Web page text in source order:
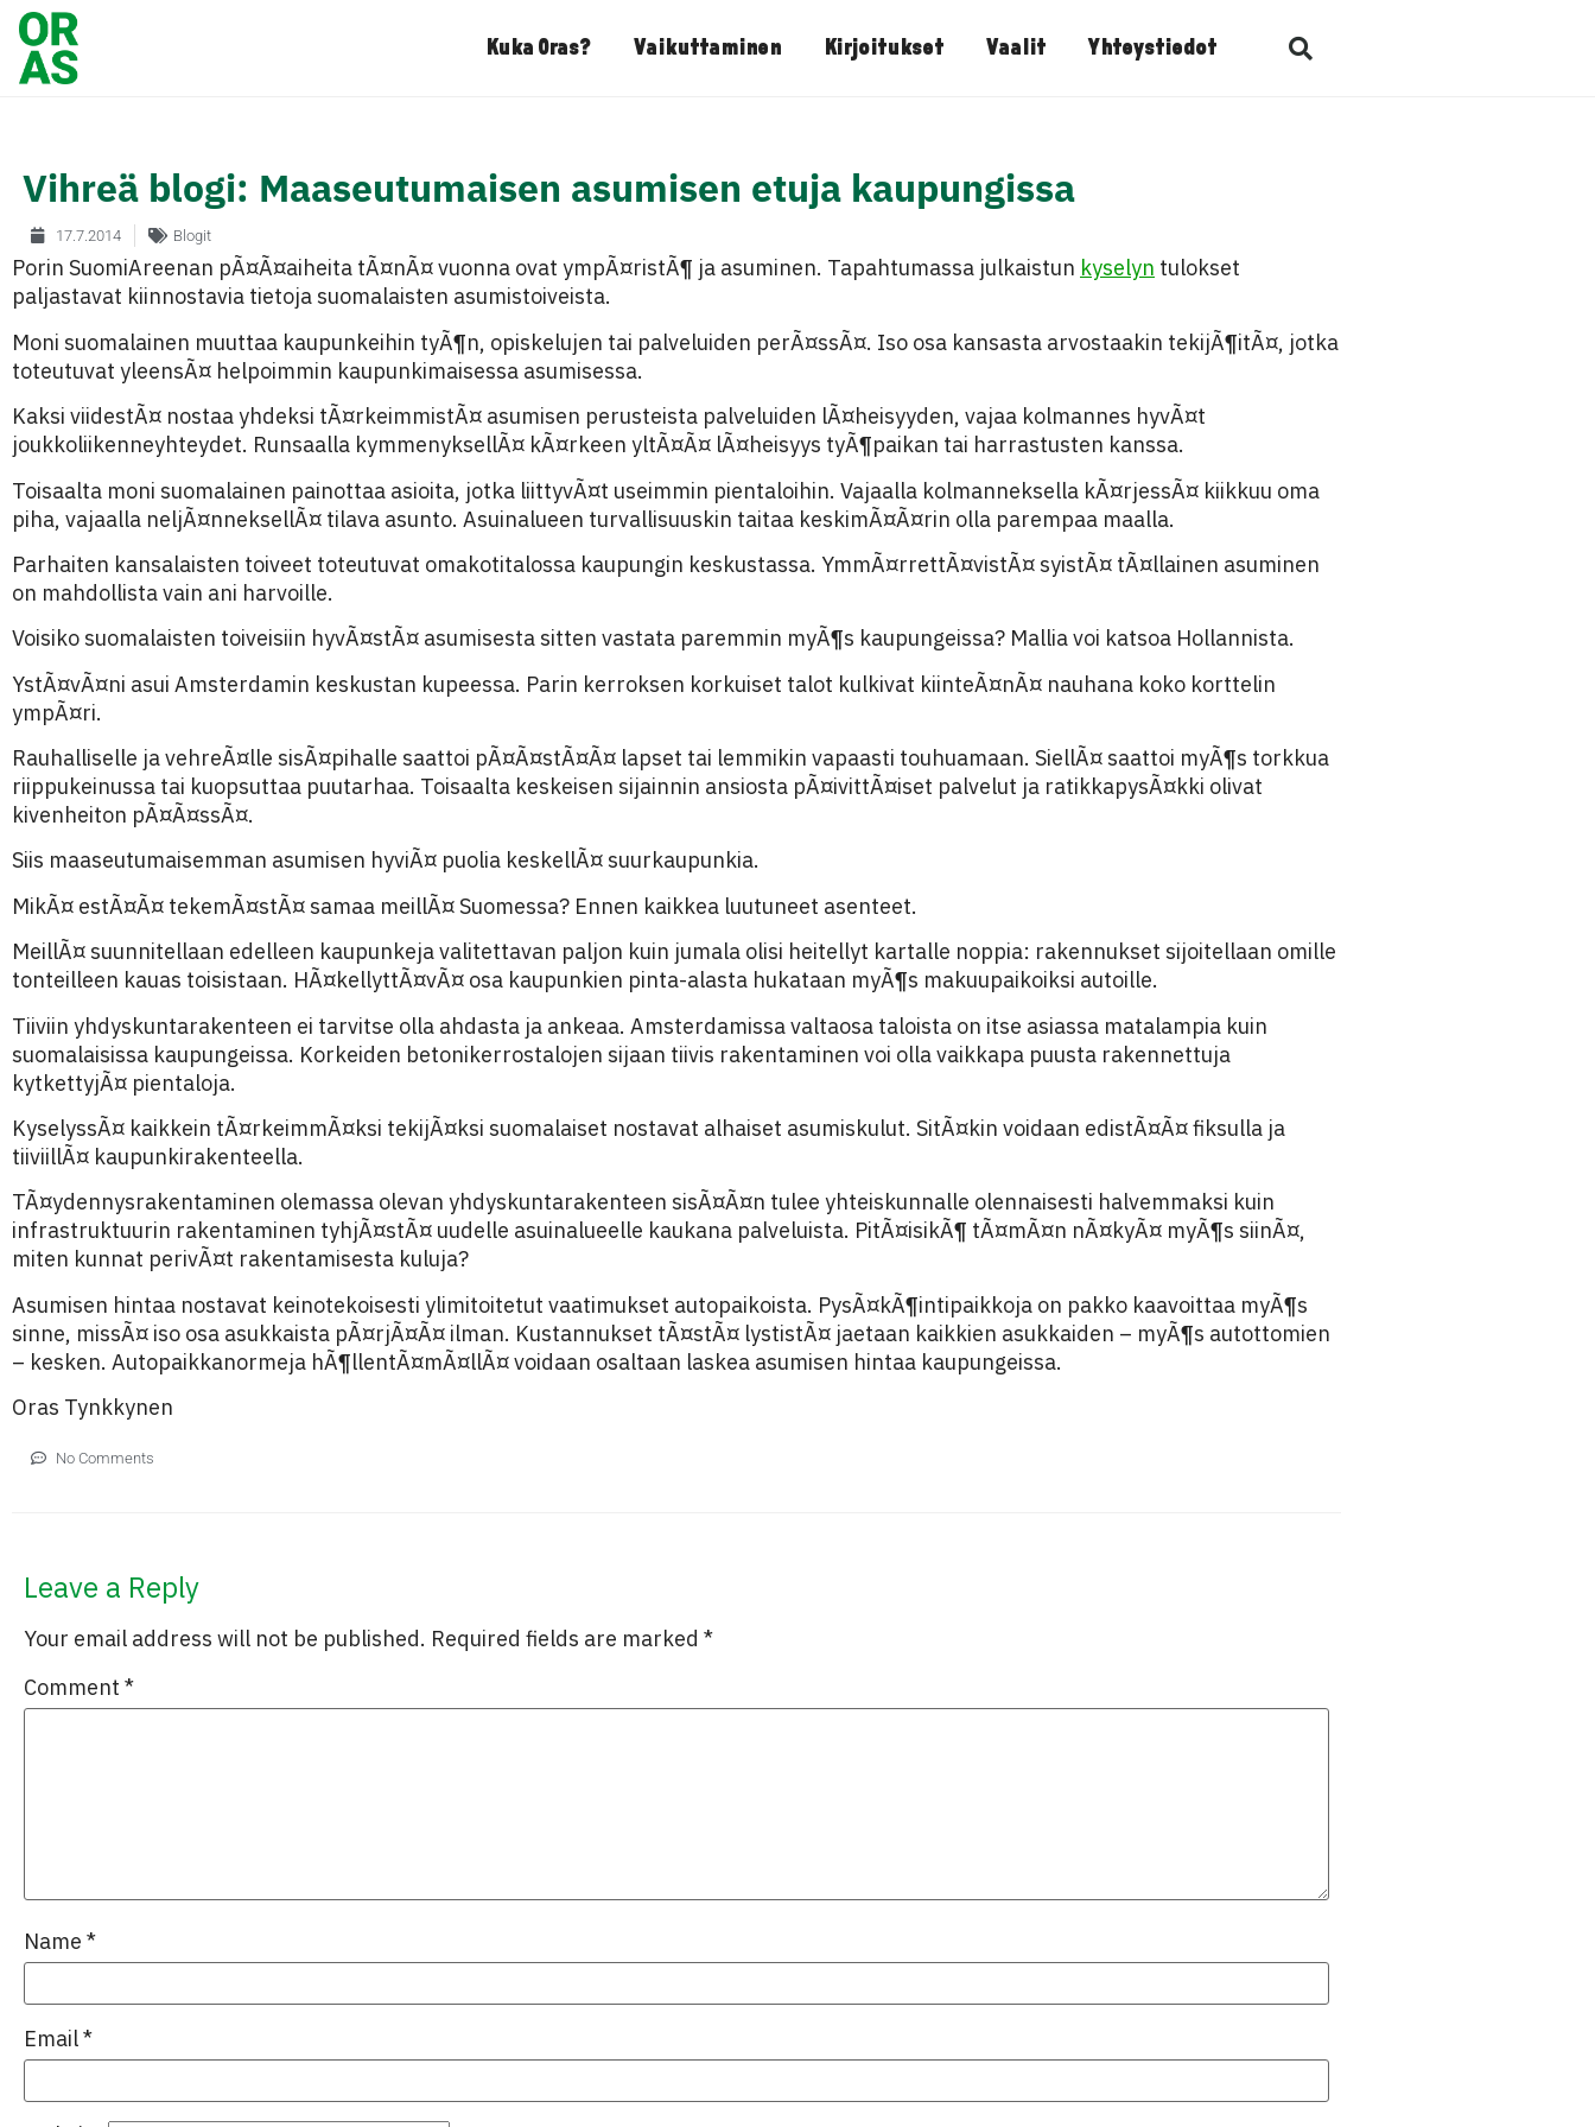
Kuka Oras? Vaikuttaminen Kirjoitukset Vaalit Yhteystiedot
Vihreä blogi: Maaseutumaisen asumisen etuja kaupungissa
17.7.2014 Blogit
Porin SuomiAreenan pÃ¤Ã¤aiheita tÃ¤nÃ¤ vuonna ovat ympÃ¤ristÃ¶ ja asuminen. Tapahtumassa julkaistun kyselyn tulokset
paljastavat kiinnostavia tietoja suomalaisten asumistoiveista.
Moni suomalainen muuttaa kaupunkeihin tyÃ¶n, opiskelujen tai palveluiden perÃ¤ssÃ¤. Iso osa kansasta arvostaakin tekijÃ¶itÃ¤, jotka
toteutuvat yleensÃ¤ helpoimmin kaupunkimaisessa asumisessa.
Kaksi viidestÃ¤ nostaa yhdeksi tÃ¤rkeimmistÃ¤ asumisen perusteista palveluiden lÃ¤heisyyden, vajaa kolmannes hyvÃ¤t
joukkoliikenneyhteydet. Runsaalla kymmenyksellÃ¤ kÃ¤rkeen yltÃ¤Ã¤ lÃ¤heisyys tyÃ¶paikan tai harrastusten kanssa.
Toisaalta moni suomalainen painottaa asioita, jotka liittyvÃ¤t useimmin pientaloihin. Vajaalla kolmanneksella kÃ¤rjessÃ¤ kiikkuu oma
piha, vajaalla neljÃ¤nneksellÃ¤ tilava asunto. Asuinalueen turvallisuuskin taitaa keskimÃ¤Ã¤rin olla parempaa maalla.
Parhaiten kansalaisten toiveet toteutuvat omakotitalossa kaupungin keskustassa. YmmÃ¤rrettÃ¤vistÃ¤ syistÃ¤ tÃ¤llainen asuminen
on mahdollista vain ani harvoille.
Voisiko suomalaisten toiveisiin hyvÃ¤stÃ¤ asumisesta sitten vastata paremmin myÃ¶s kaupungeissa? Mallia voi katsoa Hollannista.
YstÃ¤vÃ¤ni asui Amsterdamin keskustan kupeessa. Parin kerroksen korkuiset talot kulkivat kiinteÃ¤nÃ¤ nauhana koko korttelin
ympÃ¤ri.
Rauhalliselle ja vehreÃ¤lle sisÃ¤pihalle saattoi pÃ¤Ã¤stÃ¤Ã¤ lapset tai lemmikin vapaasti touhuamaan. SiellÃ¤ saattoi myÃ¶s torkkua
riippukeinussa tai kuopsuttaa puutarhaa. Toisaalta keskeisen sijainnin ansiosta pÃ¤ivittÃ¤iset palvelut ja ratikkapysÃ¤kki olivat
kivenheiton pÃ¤Ã¤ssÃ¤.
Siis maaseutumaisemman asumisen hyviÃ¤ puolia keskellÃ¤ suurkaupunkia.
MikÃ¤ estÃ¤Ã¤ tekemÃ¤stÃ¤ samaa meillÃ¤ Suomessa? Ennen kaikkea luutuneet asenteet.
MeillÃ¤ suunnitellaan edelleen kaupunkeja valitettavan paljon kuin jumala olisi heitellyt kartalle noppia: rakennukset sijoitellaan omille
tonteilleen kauas toisistaan. HÃ¤kellyttÃ¤vÃ¤ osa kaupunkien pinta-alasta hukataan myÃ¶s makuupaikoiksi autoille.
Tiiviin yhdyskuntarakenteen ei tarvitse olla ahdasta ja ankeaa. Amsterdamissa valtaosa taloista on itse asiassa matalampia kuin
suomalaisissa kaupungeissa. Korkeiden betonikerrostalojen sijaan tiivis rakentaminen voi olla vaikkapa puusta rakennettuja
kytkettyjÃ¤ pientaloja.
KyselyssÃ¤ kaikkein tÃ¤rkeimmÃ¤ksi tekijÃ¤ksi suomalaiset nostavat alhaiset asumiskulut. SitÃ¤kin voidaan edistÃ¤Ã¤ fiksulla ja
tiiviillÃ¤ kaupunkirakenteella.
TÃ¤ydennysrakentaminen olemassa olevan yhdyskuntarakenteen sisÃ¤Ã¤n tulee yhteiskunnalle olennaisesti halvemmaksi kuin
infrastruktuurin rakentaminen tyhjÃ¤stÃ¤ uudelle asuinalueelle kaukana palveluista. PitÃ¤isikÃ¶ tÃ¤mÃ¤n nÃ¤kyÃ¤ myÃ¶s siinÃ¤,
miten kunnat perivÃ¤t rakentamisesta kuluja?
Asumisen hintaa nostavat keinotekoisesti ylimitoitetut vaatimukset autopaikoista. PysÃ¤kÃ¶intipaikkoja on pakko kaavoittaa myÃ¶s
sinne, missÃ¤ iso osa asukkaista pÃ¤rjÃ¤Ã¤ ilman. Kustannukset tÃ¤stÃ¤ lystistÃ¤ jaetaan kaikkien asukkaiden – myÃ¶s autottomien
– kesken. Autopaikkanormeja hÃ¶llentÃ¤mÃ¤llÃ¤ voidaan osaltaan laskea asumisen hintaa kaupungeissa.
Oras Tynkkynen
No Comments
Leave a Reply
Your email address will not be published. Required fields are marked *
Comment *
Name *
Email*